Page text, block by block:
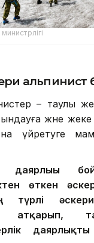
– таулы
және
үйретуге
өткен
түрлі
атқарып,